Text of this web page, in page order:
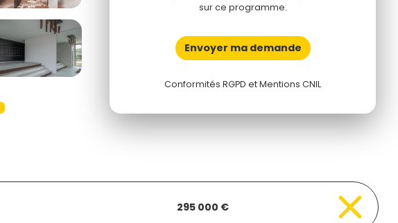
sur ce programme.
Envoyer ma demande
Conformités RGPD et Mentions CNIL
295 000 €